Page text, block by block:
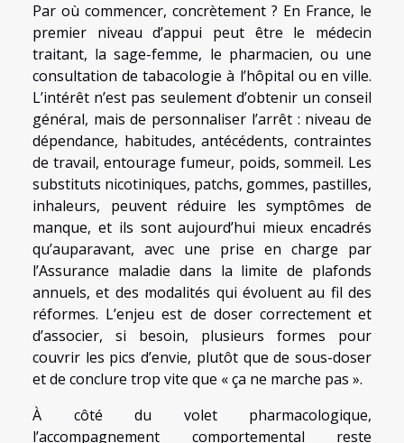
Par où commencer, concrètement ? En France, le
premier niveau d’appui peut être le médecin
traitant, la sage-femme, le pharmacien, ou une
consultation de tabacologie à l’hôpital ou en ville.
L’intérêt n’est pas seulement d’obtenir un conseil
général, mais de personnaliser l’arrêt : niveau de
dépendance, habitudes, antécédents, contraintes
de travail, entourage fumeur, poids, sommeil. Les
substituts nicotiniques, patchs, gommes, pastilles,
inhaleurs, peuvent réduire les symptômes de
manque, et ils sont aujourd’hui mieux encadrés
qu’auparavant, avec une prise en charge par
l’Assurance maladie dans la limite de plafonds
annuels, et des modalités qui évoluent au fil des
réformes. L’enjeu est de doser correctement et
d’associer, si besoin, plusieurs formes pour
couvrir les pics d’envie, plutôt que de sous-doser
et de conclure trop vite que « ça ne marche pas ».
À côté du volet pharmacologique,
l’accompagnement comportemental reste